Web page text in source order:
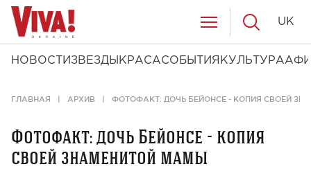
НОВОСТИ ЗВЕЗДЫ КРАСАСОБЫТИЯ КУЛЬТУРА
UK
ГЛАВНАЯ АРХИВ ФОТОФАКТ: ДОЧЬ БЕЙОНСЕ - КОПИЯ СВОЕЙ
Фотофакт: дочь Бейонсе - копия
своей знаменитой мамы